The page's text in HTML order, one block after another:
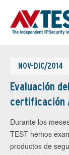
NOV-DIC/2014
Evaluación
certificación
Durante los
TEST hemos
productos de